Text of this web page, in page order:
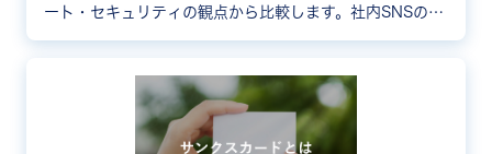
ート・セキュリティの観点から比較します。社内SNSのツ